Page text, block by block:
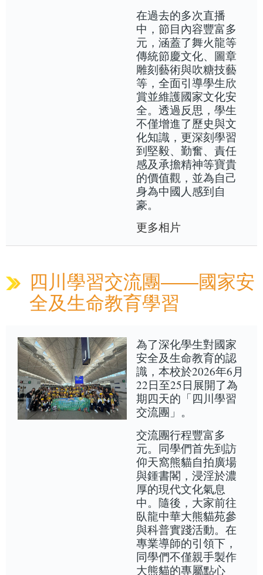
在過去的多次直播
中，節目內容豐富多
元，涵蓋了舞火龍等
傳統節慶文化、圖章
雕刻藝術與吹糖技藝
等，全面引導學生欣
賞並維護國家文化安
全。透過反思，學生
不僅增進了歷史與文
化知識，更深刻學習
到堅毅、勤奮、責任
感及承擔精神等寶貴
的價值觀，並為自己
身為中國人感到自
豪。
更多相片
四川學習交流團——國家安
全及生命教育學習
為了深化學生對國家
安全及生命教育的認
識，本校於2026年6月
22日至25日展開了為
期四天的「四川學習
交流團」。
交流團行程豐富多
元。同學們首先到訪
仰天窩熊貓自拍廣場
與鍾書閣，浸淫於濃
厚的現代文化氣息
中。隨後，大家前往
臥龍中華大熊貓苑參
與科普實踐活動。在
專業導師的引領下，
同學們不僅親手製作
大熊貓的專屬點心